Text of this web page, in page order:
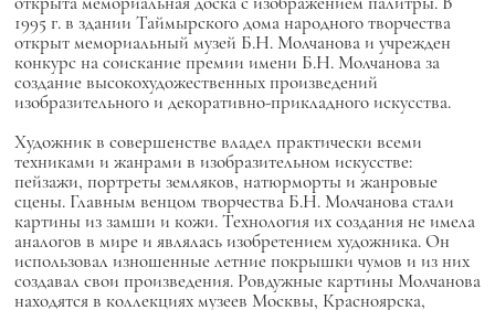
1995 г. в здании Таймырского дома народного творчества
открыт мемориальный музей Б.Н. Молчанова и учрежден
конкурс на соискание премии имени Б.Н. Молчанова за
создание высокохудожественных произведений
изобразительного и декоративно-прикладного искусства.
Художник в совершенстве владел практически всеми
техниками и жанрами в изобразительном искусстве:
пейзажи, портреты земляков, натюрморты и жанровые
сцены. Главным венцом творчества Б.Н. Молчанова стали
картины из замши и кожи. Технология их создания не имела
аналогов в мире и являлась изобретением художника. Он
использовал изношенные летние покрышки чумов и из них
создавал свои произведения. Ровдужные картины Молчанова
находятся в коллекциях музеев Москвы, Красноярска,